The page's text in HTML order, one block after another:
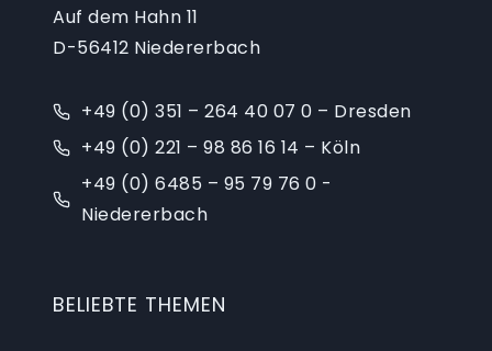
Auf dem Hahn 11
D-56412 Niedererbach
+49 (0) 351 – 264 40 07 0 – Dresden
+49 (0) 221 – 98 86 16 14 – Köln
+49 (0) 6485 – 95 79 76 0 -
Niedererbach
BELIEBTE THEMEN